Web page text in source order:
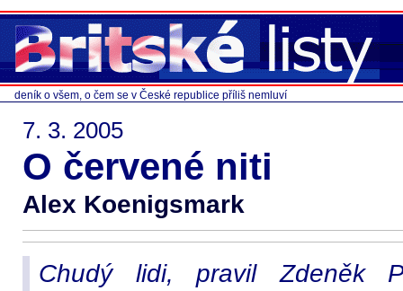
deník o všem, o čem se v České republice příliš nemluví
7. 3. 2005
O červené niti
Alex Koenigsmark
Chudý lidi, pravil Zdeněk